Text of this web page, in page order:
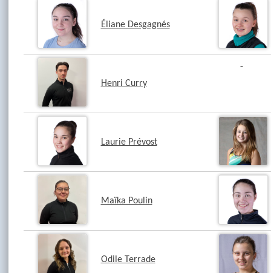
Éliane Desgagnés
Henri Curry
Laurie Prévost
Maïka Poulin
Odile Terrade